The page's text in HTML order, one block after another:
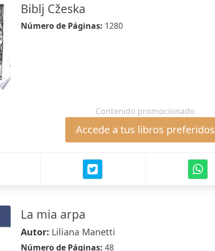
Biblj Cžeska
Número de Páginas: 1280
Contenido promocionado
Accede a tus libros preferidos
La mia arpa
Autor: Liliana Manetti
Número de Páginas: 48